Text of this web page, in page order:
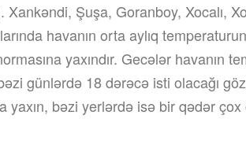
Şuşa, Goranboy, Xocalı,
havanın orta aylıq
yaxındır. Gecələr havanın
günlərdə 18 dərəcə isti olacağı
yaxın, bəzi yerlərdə isə bir qədər